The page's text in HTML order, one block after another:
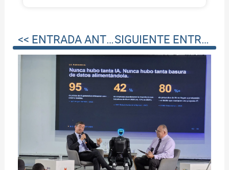
<< ENTRADA ANTERIOR SIGUIENTE ENTRADA >>